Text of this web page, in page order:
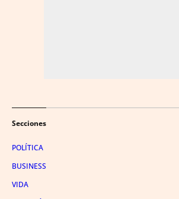
Secciones
POLÍTICA
BUSINESS
VIDA